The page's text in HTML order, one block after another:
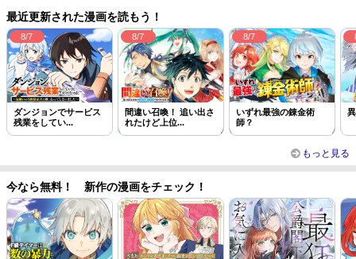
最近更新された漫画を読もう！
8/7
ダンジョンでサービス
残業をしてい...
8/7
間違い召喚！ 追い出さ
れたけど上位...
8/7
いずれ最強の錬金術
師？
もっと見る
今なら無料！ 新作の漫画をチェック！